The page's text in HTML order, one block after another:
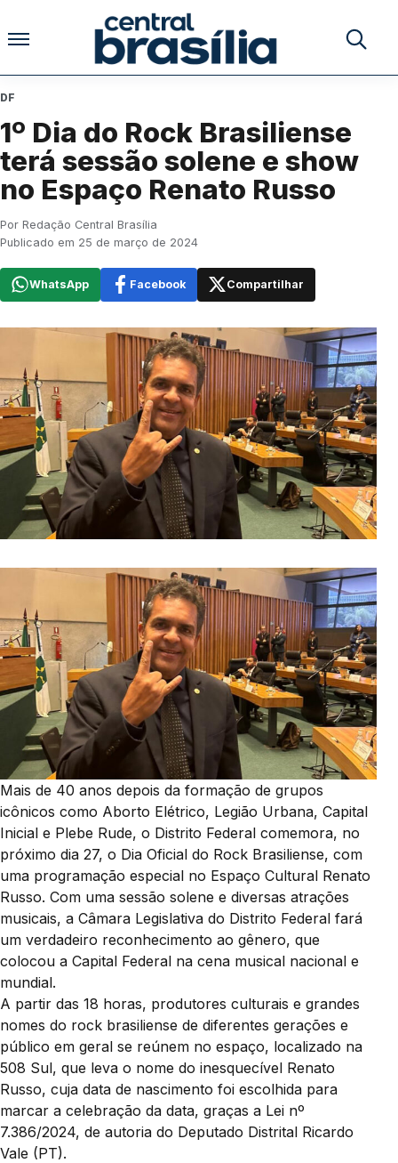
Pular para o conteúdo
Buscar
DF
1º Dia do Rock Brasiliense
terá sessão solene e show
no Espaço Renato Russo
Por Redação Central Brasília
Publicado em 25 de março de 2024
WhatsApp Facebook Compartilhar
Mais de 40 anos depois da formação de grupos
icônicos como Aborto Elétrico, Legião Urbana, Capital
Inicial e Plebe Rude, o Distrito Federal comemora, no
próximo dia 27, o Dia Oficial do Rock Brasiliense, com
uma programação especial no Espaço Cultural Renato
Russo. Com uma sessão solene e diversas atrações
musicais, a Câmara Legislativa do Distrito Federal fará
um verdadeiro reconhecimento ao gênero, que
colocou a Capital Federal na cena musical nacional e
mundial.
A partir das 18 horas, produtores culturais e grandes
nomes do rock brasiliense de diferentes gerações e
público em geral se reúnem no espaço, localizado na
508 Sul, que leva o nome do inesquecível Renato
Russo, cuja data de nascimento foi escolhida para
marcar a celebração da data, graças a Lei nº
7.386/2024, de autoria do Deputado Distrital Ricardo
Vale (PT).